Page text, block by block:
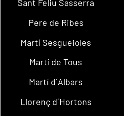
Sant Feliu Sasserra
Pere de Ribes
Martí Sesgueioles
Martí de Tous
Martí d´Albars
Llorenç d´Hortons